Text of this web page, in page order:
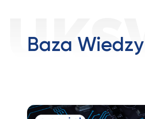
Baza Wiedzy